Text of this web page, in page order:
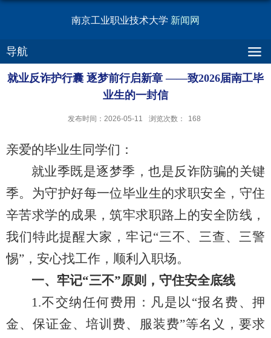
南京工业职业技术大学 新闻网
导航
就业反诈护行囊 逐梦前行启新章 ——致2026届南工毕
业生的一封信
发布时间：2026-05-11 浏览次数： 168
亲爱的毕业生同学们：
就业季既是逐梦季，也是反诈防骗的关键
季。为守护好每一位毕业生的求职安全，守住
辛苦求学的成果，筑牢求职路上的安全防线，
我们特此提醒大家，牢记“三不、三查、三警
惕”，安心找工作，顺利入职场。
一、牢记“三不”原则，守住安全底线
1.不交纳任何费用：凡是以“报名费、押
金、保证金、培训费、服装费”等名义，要求